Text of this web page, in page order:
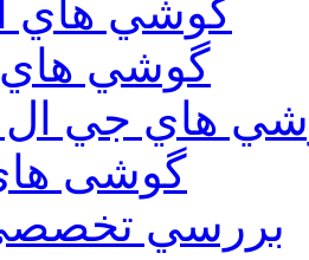
گوشي هاي
گوشي
هاي جي
گوشی
بررسي